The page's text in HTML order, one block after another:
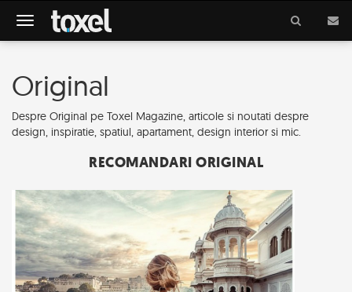
Meniu
Original
Despre Original pe Toxel Magazine, articole si noutati despre
design, inspiratie, spatiul, apartament, design interior si mic.
RECOMANDARI ORIGINAL